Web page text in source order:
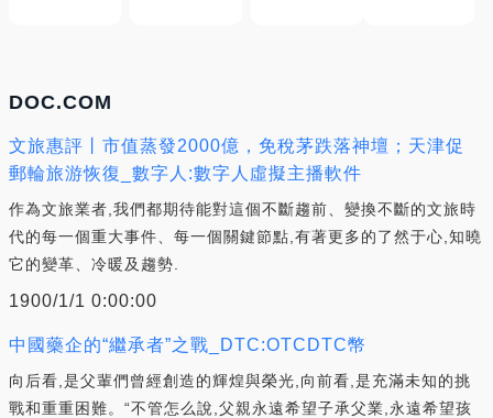
DOC.COM
文旅惠評丨市值蒸發2000億，免稅茅跌落神壇；天津促
郵輪旅游恢復_數字人:數字人虛擬主播軟件
作為文旅業者,我們都期待能對這個不斷趨前、變換不斷的文旅時
代的每一個重大事件、每一個關鍵節點,有著更多的了然于心,知曉
它的變革、冷暖及趨勢.
1900/1/1 0:00:00
中國藥企的“繼承者”之戰_DTC:OTCDTC幣
向后看,是父輩們曾經創造的輝煌與榮光,向前看,是充滿未知的挑
戰和重重困難。“不管怎么說,父親永遠希望子承父業,永遠希望孩